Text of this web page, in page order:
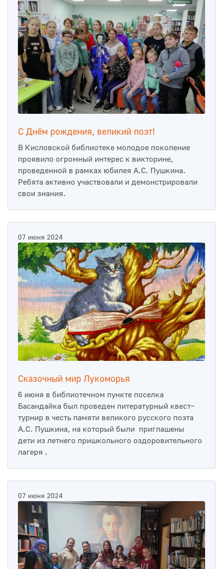
С Днём рождения, великий поэт!
В Кисловской библиотеке молодое поколение
проявило огромный интерес к викторине,
проведенной в рамках юбилея А.С. Пушкина.
Ребята активно участвовали и демонстрировали
свои знания.
07 июня 2024
Сказочный мир Лукоморья
6 июня в библиотечном пункте поселка
Басандайка был проведен литературный квест–
турнир в честь памяти великого русского поэта
А.С. Пушкина, на который были приглашены
дети из летнего пришкольного оздоровительного
лагеря .
07 июня 2024